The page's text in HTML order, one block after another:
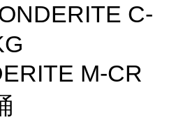
C-
M-CR